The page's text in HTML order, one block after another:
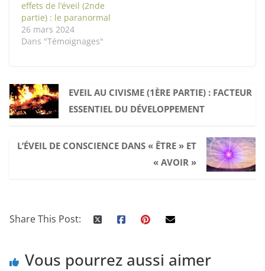
effets de l’éveil (2nde
partie) : le paranormal
26 mars 2024
Dans "Témoignages"
EVEIL AU CIVISME (1ÈRE PARTIE) : FACTEUR
ESSENTIEL DU DÉVELOPPEMENT
L’ÉVEIL DE CONSCIENCE DANS « ÊTRE » ET
« AVOIR »
Share This Post:
Vous pourrez aussi aimer